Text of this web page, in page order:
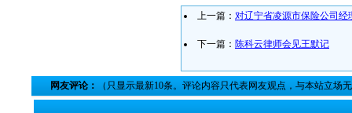
上一篇： 对辽宁省凌源市保险公司经
下一篇： 陈科云律师会见王默记
网友评论： （只显示最新10条。评论内容只代表网友观点，与本站立场